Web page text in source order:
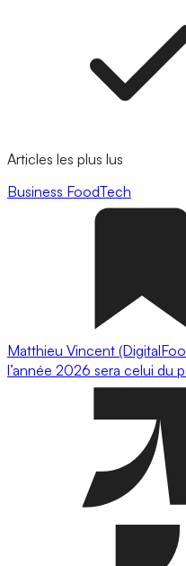
Articles les plus lus
Business FoodTech
Matthieu Vincent
l’année 2026 sera celui du